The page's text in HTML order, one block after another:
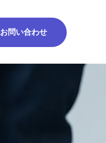
お問い合わせ